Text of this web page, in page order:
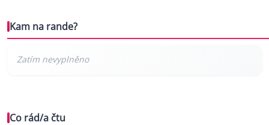
Kam na rande?
Co rád/a čtu